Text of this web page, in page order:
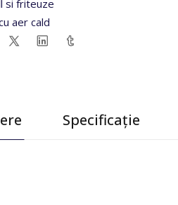
si friteuze
aer cald
Specificație